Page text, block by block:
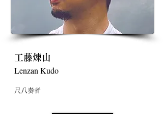
工藤煉山
Lenzan Kudo
尺八奏者